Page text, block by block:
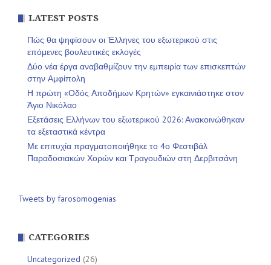
LATEST POSTS
Πώς θα ψηφίσουν οι Έλληνες του εξωτερικού στις
επόμενες βουλευτικές εκλογές
Δύο νέα έργα αναβαθμίζουν την εμπειρία των επισκεπτών
στην Αμφίπολη
Η πρώτη «Οδός Αποδήμων Κρητών» εγκαινιάστηκε στον
Άγιο Νικόλαο
Εξετάσεις Ελλήνων του εξωτερικού 2026: Ανακοινώθηκαν
τα εξεταστικά κέντρα
Με επιτυχία πραγματοποιήθηκε το 4ο Φεστιβάλ
Παραδοσιακών Χορών και Τραγουδιών στη Δερβιτσάνη
Tweets by farosomogenias
CATEGORIES
Uncategorized (26)